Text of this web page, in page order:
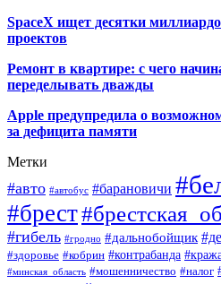
SpaceX ищет десятки
проектов
Ремонт в квартире: с чего
переделывать дважды
Apple предупредила о
за дефицита памяти
Метки
#авто #автобус #барановичи
#брест
#гибель #гродно #дальнобойщик
#здоровье #кобрин #контрабанда
#минская_область #мошенничество #налог